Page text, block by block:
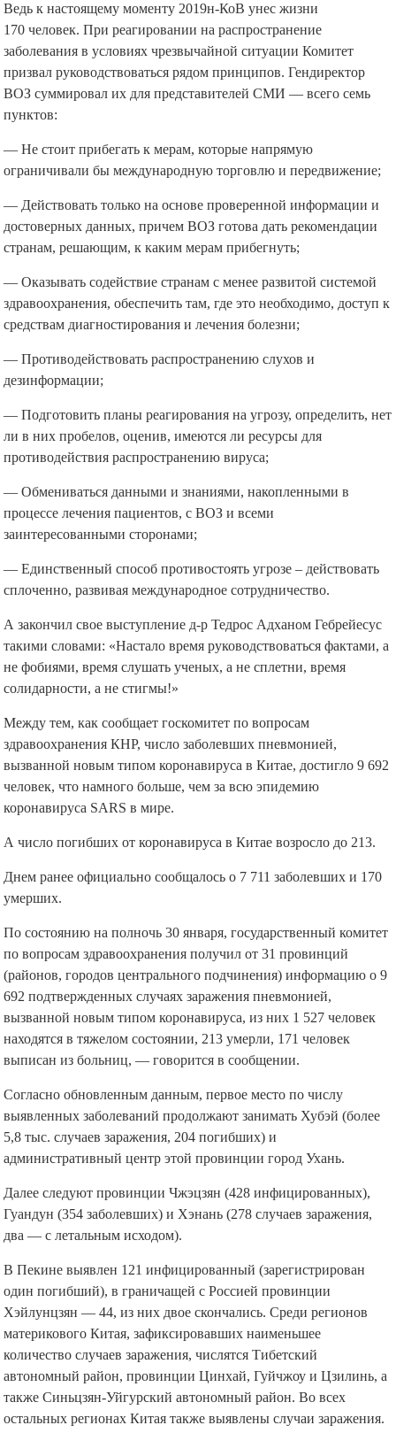
Ведь к настоящему моменту 2019н-КоВ унес жизни
170 человек. При реагировании на распространение
заболевания в условиях чрезвычайной ситуации Комитет
призвал руководствоваться рядом принципов. Гендиректор
ВОЗ суммировал их для представителей СМИ — всего семь
пунктов:
— Не стоит прибегать к мерам, которые напрямую
ограничивали бы международную торговлю и передвижение;
— Действовать только на основе проверенной информации и
достоверных данных, причем ВОЗ готова дать рекомендации
странам, решающим, к каким мерам прибегнуть;
— Оказывать содействие странам с менее развитой системой
здравоохранения, обеспечить там, где это необходимо, доступ к
средствам диагностирования и лечения болезни;
— Противодействовать распространению слухов и
дезинформации;
— Подготовить планы реагирования на угрозу, определить, нет
ли в них пробелов, оценив, имеются ли ресурсы для
противодействия распространению вируса;
— Обмениваться данными и знаниями, накопленными в
процессе лечения пациентов, с ВОЗ и всеми
заинтересованными сторонами;
— Единственный способ противостоять угрозе – действовать
сплоченно, развивая международное сотрудничество.
А закончил свое выступление д-р Тедрос Адханом Гебрейесус
такими словами: «Настало время руководствоваться фактами, а
не фобиями, время слушать ученых, а не сплетни, время
солидарности, а не стигмы!»
Между тем, как сообщает госкомитет по вопросам
здравоохранения КНР, число заболевших пневмонией,
вызванной новым типом коронавируса в Китае, достигло 9 692
человек, что намного больше, чем за всю эпидемию
коронавируса SARS в мире.
А число погибших от коронавируса в Китае возросло до 213.
Днем ранее официально сообщалось о 7 711 заболевших и 170
умерших.
По состоянию на полночь 30 января, государственный комитет
по вопросам здравоохранения получил от 31 провинций
(районов, городов центрального подчинения) информацию о 9
692 подтвержденных случаях заражения пневмонией,
вызванной новым типом коронавируса, из них 1 527 человек
находятся в тяжелом состоянии, 213 умерли, 171 человек
выписан из больниц, — говорится в сообщении.
Согласно обновленным данным, первое место по числу
выявленных заболеваний продолжают занимать Хубэй (более
5,8 тыс. случаев заражения, 204 погибших) и
административный центр этой провинции город Ухань.
Далее следуют провинции Чжэцзян (428 инфицированных),
Гуандун (354 заболевших) и Хэнань (278 случаев заражения,
два — с летальным исходом).
В Пекине выявлен 121 инфицированный (зарегистрирован
один погибший), в граничащей с Россией провинции
Хэйлунцзян — 44, из них двое скончались. Среди регионов
материкового Китая, зафиксировавших наименьшее
количество случаев заражения, числятся Тибетский
автономный район, провинции Цинхай, Гуйчжоу и Цзилинь, а
также Синьцзян-Уйгурский автономный район. Во всех
остальных регионах Китая также выявлены случаи заражения.